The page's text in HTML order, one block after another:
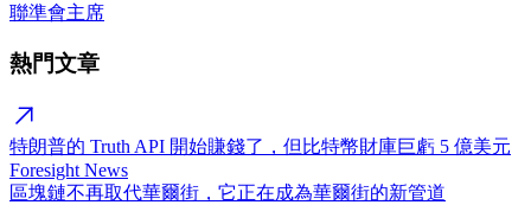
聯準會主席
熱門文章
特朗普的 Truth API 開始賺錢了，但比特幣財庫巨虧 5 億美元
Foresight News
區塊鏈不再取代華爾街，它正在成為華爾街的新管道